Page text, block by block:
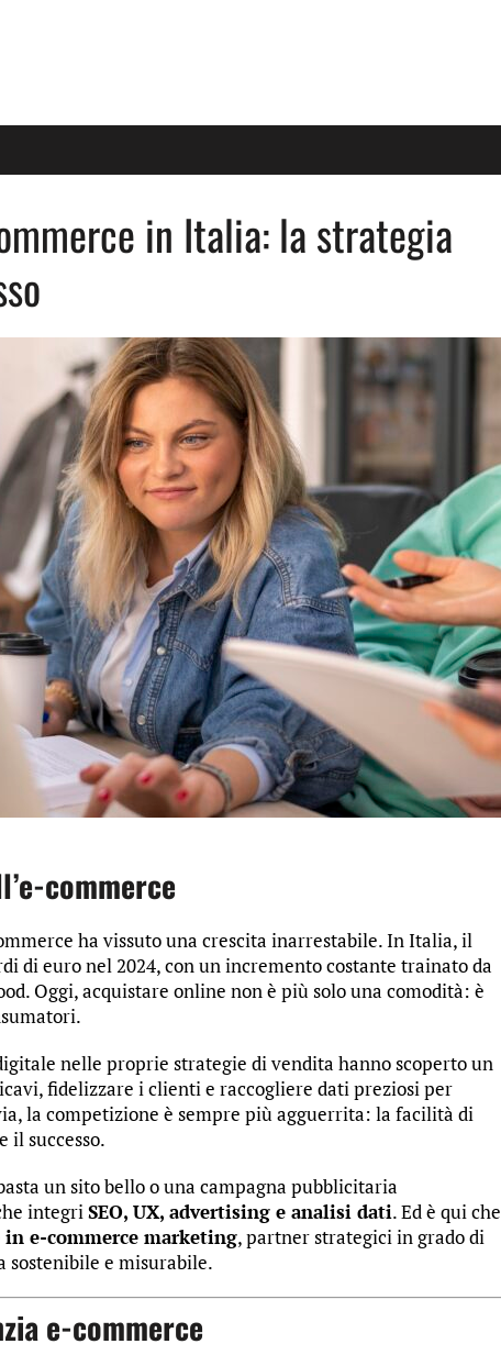
in Italia: la strategia
commerce
ha vissuto una crescita inarrestabile. In Italia, il
di euro nel 2024, con un incremento costante trainato da
Oggi, acquistare online non è più solo una comodità: è
nelle proprie strategie di vendita hanno scoperto un
fidelizzare i clienti e raccogliere dati preziosi per
la competizione è sempre più agguerrita: la facilità di
il successo.
un sito bello o una campagna pubblicitaria
integriSEO, UX, advertising e analisi dati. Ed è qui che
e-commerce marketing, partner strategici in grado di
sostenibile e misurabile.
e-commerce